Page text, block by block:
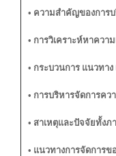
• ความสำคัญของการ
• การวิเคราะห์หาควา
• กระบวนการ แนวทาง
• การบริหารจัดการค
• สาเหตุและปัจจัยทั้ง
• แนวทางการจัดการข